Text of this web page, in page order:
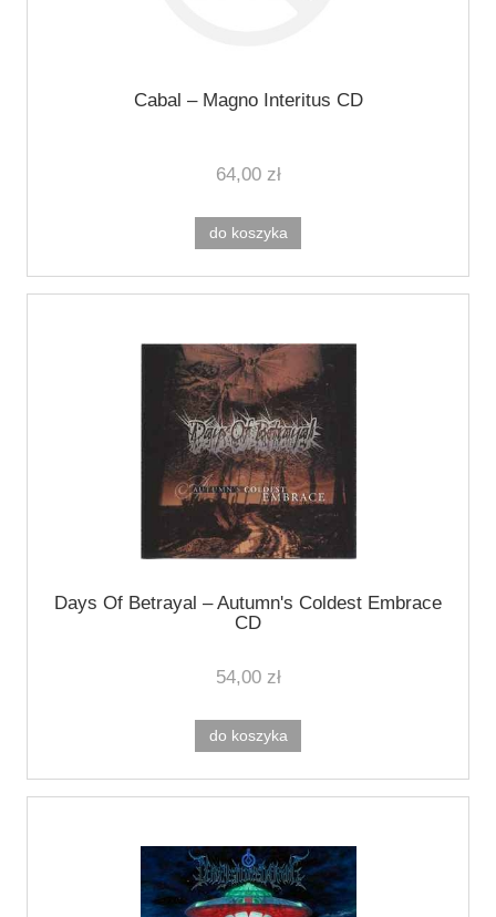
Cabal ‎– Magno Interitus CD
64,00 zł
do koszyka
Days Of Betrayal ‎– Autumn's Coldest Embrace
CD
54,00 zł
do koszyka